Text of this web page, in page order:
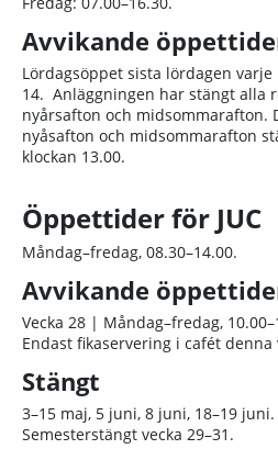
Avvikande
Lördagsöppet sista lördagen varje
14. Anläggningen har stängt alla
nyårsafton och midsommarafton.
nyåsafton och midsommarafton
klockan 13.00.
Öppettider för JUC
Måndag–fredag, 08.30–14.00.
Avvikande
Vecka 28 | Måndag–fredag,
Endast fikaservering i cafét denna
Stängt
3–15 maj, 5 juni, 8 juni, 18–19 juni.
Semesterstängt vecka 29–31.